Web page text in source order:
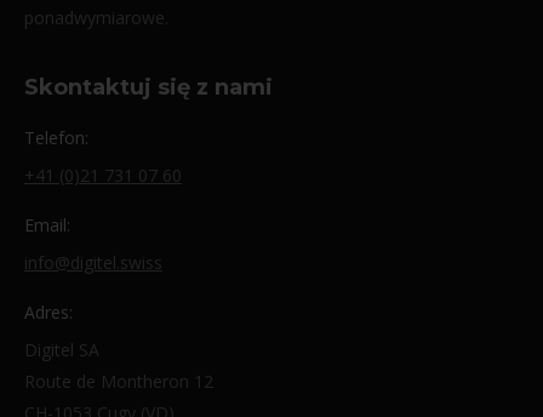
ponadwymiarowe.
Skontaktuj się z nami
Telefon:
+41 (0)21 731 07 60
Email:
info@digitel.swiss
Adres:
Digitel SA
Route de Montheron 12